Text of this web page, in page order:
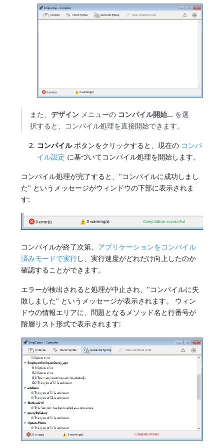
また、デザイン メニューの コンパイル開始... を選
択すると、コンパイル処理を直接開始できます。
コンパイルボタンをクリックすると、現在の コンパ
イル設定 に基づいてコンパイル処理を開始します。
コンパイル処理が完了すると、"コンパイルに成功しまし
た" というメッセージがウィンドウの下部に表示されま
す:
コンパイルが終了次第、 アプリケーションをコンパイル
済みモードで実行し、実行速度がどれだけ向上したのか
確認することができます。
エラーが検出されると処理が中止され、"コンパイルに失
敗しました" というメッセージが表示されます。 ウィン
ドウの情報エリアに、問題となるメソッド名と行番号が
階層リスト形式で表示されます: